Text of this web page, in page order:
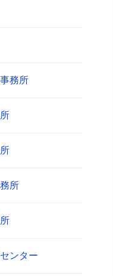
務所
所
ンター